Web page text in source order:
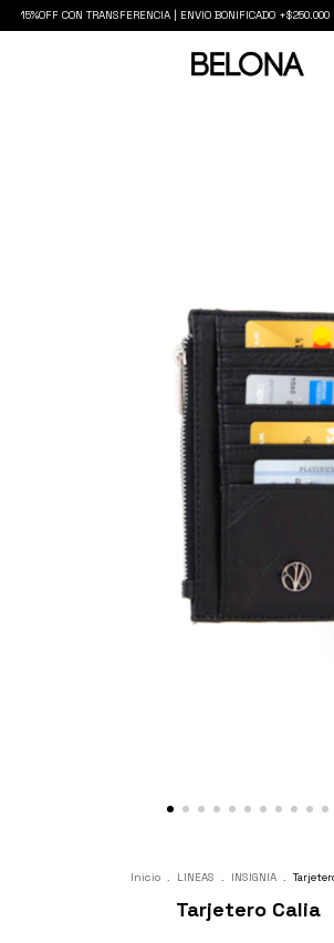
15%OFF CON TRANSFERENCIA | ENVIO BONIFICADO
Inicio . LINEAS . INSIGNIA .
Tarjetero Calia